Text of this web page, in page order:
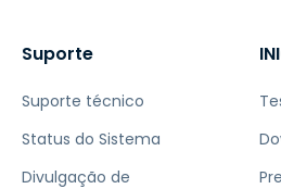
Suporte
Suporte técnico
Status do Sistema
Divulgação de